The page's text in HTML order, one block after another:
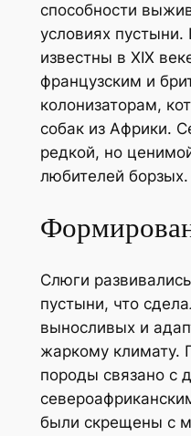
способности
условиях
известны в XIX
французским и
колонизаторам,
собак из Африки.
редкой, но
любителей борзых.
Слюги
пустыни, что
выносливых и
жаркому климату.
породы связано с
были скрещены с